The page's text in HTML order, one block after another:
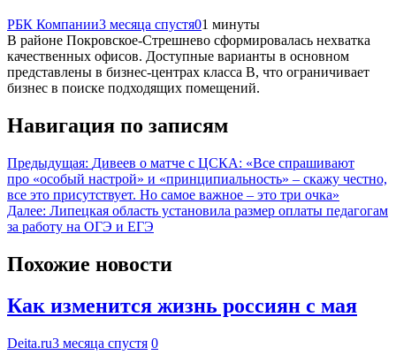
РБК Компании3 месяца спустя01 минуты
В районе Покровское-Стрешнево сформировалась нехватка
качественных офисов. Доступные варианты в основном
представлены в бизнес-центрах класса B, что ограничивает
бизнес в поиске подходящих помещений.
Навигация по записям
Предыдущая: Дивеев о матче с ЦСКА: «Все спрашивают
про «особый настрой» и «принципиальность» – скажу честно,
все это присутствует. Но самое важное – это три очка»
Далее: Липецкая область установила размер оплаты педагогам
за работу на ОГЭ и ЕГЭ
Похожие новости
Как изменится жизнь россиян с мая
Deita.ru3 месяца спустя 0